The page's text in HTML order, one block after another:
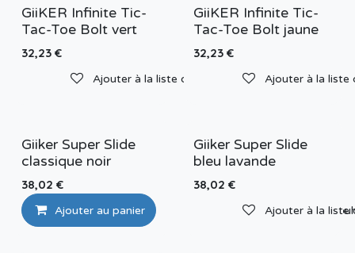
GiiKER Infinite Tic-
Tac-Toe Bolt vert
32,23 €
Ajouter à la liste de souhaits
GiiKER Infinite Tic-
Tac-Toe Bolt jaune
32,23€
Ajouter à la liste
Giiker Super Slide
classique noir
38,02 €
Ajouter au panier Ajouter à la liste de
Giiker Super Slide
bleu lavande
38,02 €
Ajouter à la liste